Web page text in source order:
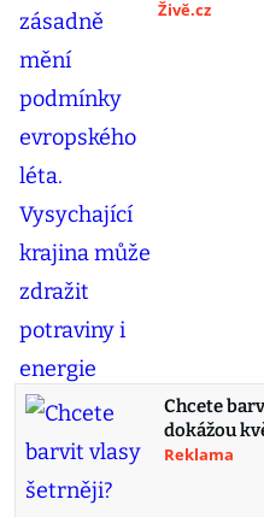
Živě.cz
Chcete
dokážou
Reklama